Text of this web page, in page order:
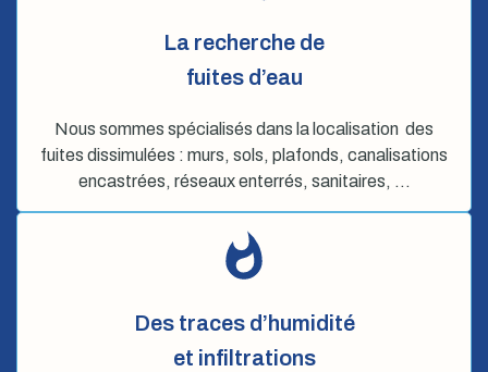
La recherche de
fuites d’eau
Nous sommes spécialisés dans la localisation des
fuites dissimulées : murs, sols, plafonds, canalisations
encastrées, réseaux enterrés, sanitaires, …
Des traces d’humidité
et infiltrations